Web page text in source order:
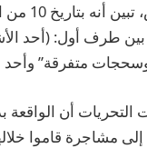
بين طرف أول: (أحد
متفرقة” وأحد
أن الواقعة
مشاجرة قاموا